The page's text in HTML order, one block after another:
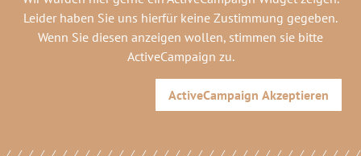
Leider haben Sie uns hierfür keine Zustimmung gegeben.
Wenn Sie diesen anzeigen wollen, stimmen sie bitte
ActiveCampaign zu.
ActiveCampaign Akzeptieren